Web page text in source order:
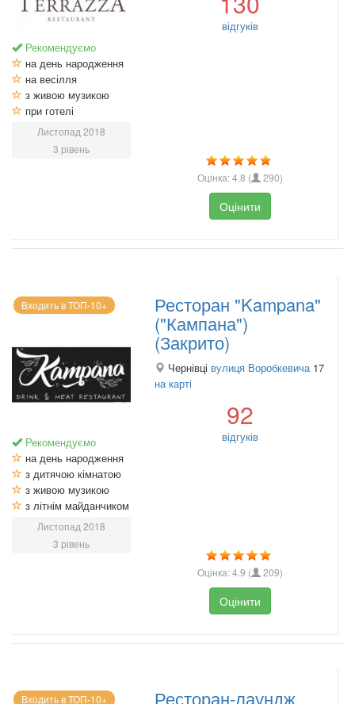
Рекомендуємо
на день народження
на весілля
з живою музикою
при готелі
Листопад 2018
3 рівень
відгуків
Оцінка:4.8 ( 290)
Оцінити
Входить в ТОП-10+
Рекомендуємо
на день народження
з дитячою кімнатою
з живою музикою
з літнім майданчиком
Листопад 2018
3 рівень
Ресторан "Kampana"
("Кампана")
(Закрито)
Чернівці вулиця Воробкевича 17
на карті
92
відгуків
Оцінка:4.9 ( 209)
Оцінити
Входить в ТОП-10+ Ресторан-лаундж